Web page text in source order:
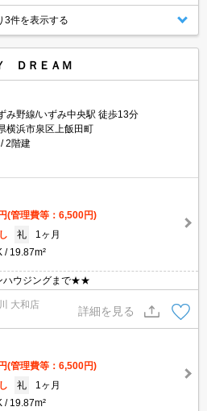
3件を表示する
ＤＲＥＡＭ
み野線/いずみ中央駅 徒歩13分
横浜市泉区上飯田町
2階建
(管理費等：6,500円)
礼
1ヶ月
19.87m²
ハウジングまで★★
大和店
詳細を見る
(管理費等：6,500円)
礼
1ヶ月
19.87m²